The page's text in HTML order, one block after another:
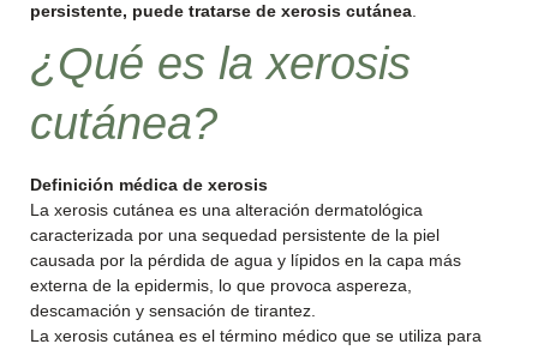
persistente, puede tratarse de xerosis cutánea
¿Qué es la xerosis
cutánea?
Definición médica de xerosis
La xerosis cutánea es una alteración dermatológica
caracterizada por una sequedad persistente de la piel
causada por la pérdida de agua y lípidos en la capa más
externa de la epidermis, lo que provoca aspereza,
descamación y sensación de tirantez.
La xerosis cutánea es el término médico que se utiliza para